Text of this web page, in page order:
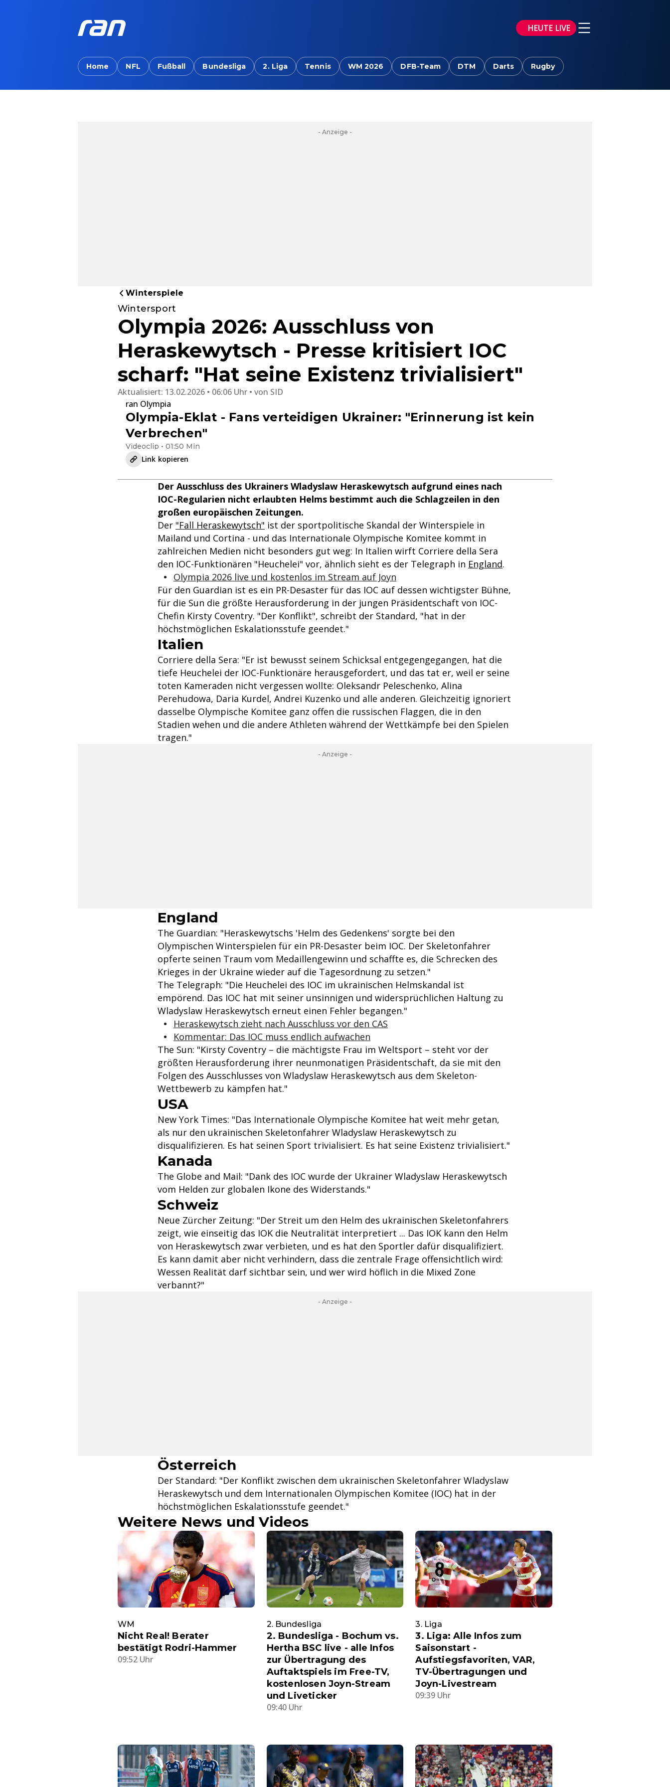
HEUTE LIVE
Home NFL Fußball Bundesliga 2. Liga Tennis WM 2026 DFB-Team DTM Darts Rugby
- Anzeige -
Winterspiele
Wintersport
Olympia 2026: Ausschluss von
Heraskewytsch - Presse kritisiert IOC
scharf: "Hat seine Existenz trivialisiert"
Aktualisiert: 13.02.2026 • 06:06 Uhr von SID
ran Olympia
Olympia-Eklat - Fans verteidigen Ukrainer: "Erinnerung ist kein
Verbrechen"
Videoclip • 01:50 Min
Link kopieren
Der Ausschluss des Ukrainers Wladyslaw Heraskewytsch aufgrund eines nach
IOC-Regularien nicht erlaubten Helms bestimmt auch die Schlagzeilen in den
großen europäischen Zeitungen.
Der "Fall Heraskewytsch" ist der sportpolitische Skandal der Winterspiele in
Mailand und Cortina - und das Internationale Olympische Komitee kommt in
zahlreichen Medien nicht besonders gut weg: In Italien wirft Corriere della Sera
den IOC-Funktionären "Heuchelei" vor, ähnlich sieht es der Telegraph in England.
Olympia 2026 live und kostenlos im Stream auf Joyn
Für den Guardian ist es ein PR-Desaster für das IOC auf dessen wichtigster Bühne,
für die Sun die größte Herausforderung in der jungen Präsidentschaft von IOC-
Chefin Kirsty Coventry. "Der Konflikt", schreibt der Standard, "hat in der
höchstmöglichen Eskalationsstufe geendet."
Italien
Corriere della Sera: "Er ist bewusst seinem Schicksal entgegengegangen, hat die
tiefe Heuchelei der IOC-Funktionäre herausgefordert, und das tat er, weil er seine
toten Kameraden nicht vergessen wollte: Oleksandr Peleschenko, Alina
Perehudowa, Daria Kurdel, Andrei Kuzenko und alle anderen. Gleichzeitig ignoriert
dasselbe Olympische Komitee ganz offen die russischen Flaggen, die in den
Stadien wehen und die andere Athleten während der Wettkämpfe bei den Spielen
tragen."
- Anzeige -
England
The Guardian: "Heraskewytschs 'Helm des Gedenkens' sorgte bei den
Olympischen Winterspielen für ein PR-Desaster beim IOC. Der Skeletonfahrer
opferte seinen Traum vom Medaillengewinn und schaffte es, die Schrecken des
Krieges in der Ukraine wieder auf die Tagesordnung zu setzen."
The Telegraph: "Die Heuchelei des IOC im ukrainischen Helmskandal ist
empörend. Das IOC hat mit seiner unsinnigen und widersprüchlichen Haltung zu
Wladyslaw Heraskewytsch erneut einen Fehler begangen."
Heraskewytsch zieht nach Ausschluss vor den CAS
Kommentar: Das IOC muss endlich aufwachen
The Sun: "Kirsty Coventry – die mächtigste Frau im Weltsport – steht vor der
größten Herausforderung ihrer neunmonatigen Präsidentschaft, da sie mit den
Folgen des Ausschlusses von Wladyslaw Heraskewytsch aus dem Skeleton-
Wettbewerb zu kämpfen hat."
USA
New York Times: "Das Internationale Olympische Komitee hat weit mehr getan,
als nur den ukrainischen Skeletonfahrer Wladyslaw Heraskewytsch zu
disqualifizieren. Es hat seinen Sport trivialisiert. Es hat seine Existenz trivialisiert."
Kanada
The Globe and Mail: "Dank des IOC wurde der Ukrainer Wladyslaw Heraskewytsch
vom Helden zur globalen Ikone des Widerstands."
Schweiz
Neue Zürcher Zeitung: "Der Streit um den Helm des ukrainischen Skeletonfahrers
zeigt, wie einseitig das IOK die Neutralität interpretiert ... Das IOK kann den Helm
von Heraskewytsch zwar verbieten, und es hat den Sportler dafür disqualifiziert.
Es kann damit aber nicht verhindern, dass die zentrale Frage offensichtlich wird:
Wessen Realität darf sichtbar sein, und wer wird höflich in die Mixed Zone
verbannt?"
- Anzeige -
Österreich
Der Standard: "Der Konflikt zwischen dem ukrainischen Skeletonfahrer Wladyslaw
Heraskewytsch und dem Internationalen Olympischen Komitee (IOC) hat in der
höchstmöglichen Eskalationsstufe geendet."
Weitere News und Videos
WM
Nicht Real! Berater
bestätigt Rodri-Hammer
09:52 Uhr
2. Bundesliga
2. Bundesliga - Bochum vs.
Hertha BSC live - alle Infos
zur Übertragung des
Auftaktspiels im Free-TV,
kostenlosen Joyn-Stream
und Liveticker
09:40 Uhr
3. Liga
3. Liga: Alle Infos zum
Saisonstart -
Aufstiegsfavoriten, VAR,
TV-Übertragungen und
Joyn-Livestream
09:39 Uhr